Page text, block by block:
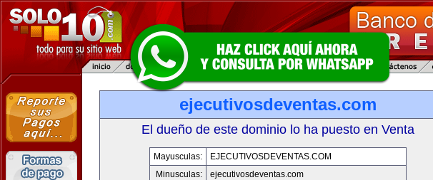
ejecutivosdeventas.com
El dueño de este dominio lo ha puesto en Venta
Mayusculas:
EJECUTIVOSDEVENTAS.COM
Minusculas:
ejecutivosdeventas.com